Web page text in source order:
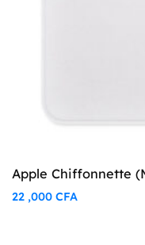
Apple Chiffonnette
22 ,000 CFA